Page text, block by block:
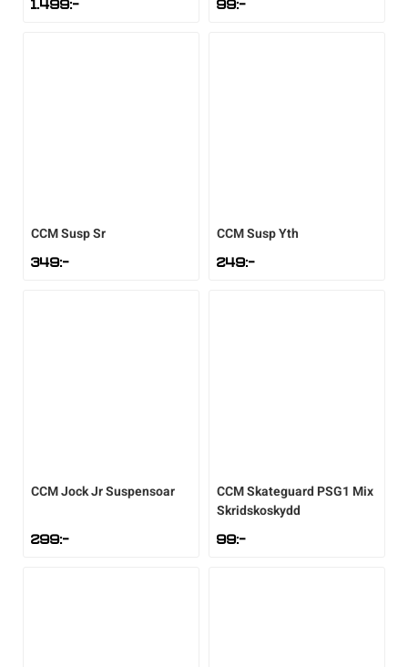
1.499:- 99:-
CCMSusp Sr
349:-
CCMSusp Yth
249:-
CCMJock Jr Suspensoar
299:-
CCMSkateguard PSG1 Mix
Skridskoskydd
99:-